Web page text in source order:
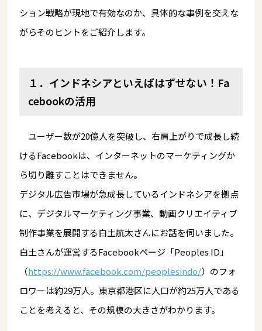
ション戦略が現地で有効なのか、具体的な事例を交えな
がらそのヒントをご紹介します。
１．インドネシアといえばはずせない！Fa
cebookの活用
ユーザー数が20億人を突破し、右肩上がりで成長し続
けるFacebookは、インターネットのマーケティングか
ら切り離すことはできません。
デジタル広告市場が急成長しているインドネシアを拠点
に、デジタルマーケティング事業、動画クリエイティブ
制作事業を展開する白土航太さんにお話を伺いました。
白土さんが運営するFacebookページ「Peoples ID」
（https://www.facebook.com/peoplesindo/）のフォ
ロワーは約29万人。東京都港区に人口が約25万人である
ことを考えると、その規模の大きさがわかります。